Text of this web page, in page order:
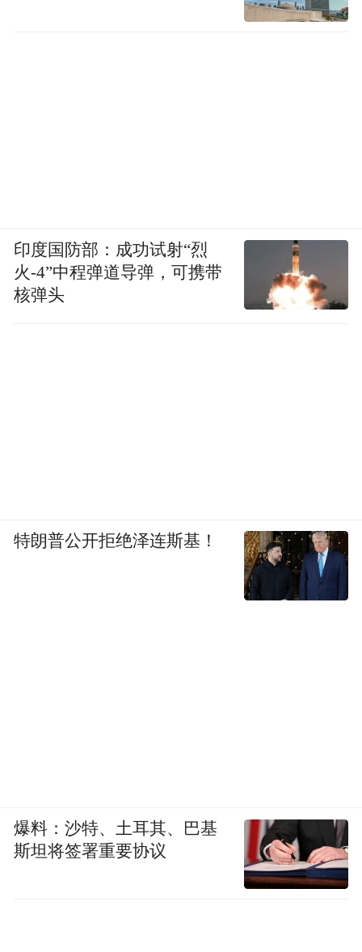
印度国防部：成功试射“烈
火-4”中程弹道导弹，可携带
核弹头
特朗普公开拒绝泽连斯基！
爆料：沙特、土耳其、巴基
斯坦将签署重要协议